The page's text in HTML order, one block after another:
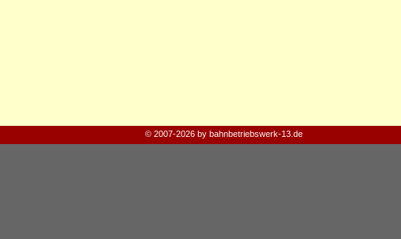
© 2007-2026 by bahnbetriebswerk-13.de